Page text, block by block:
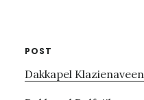
POST
Dakkapel Klazienaveen